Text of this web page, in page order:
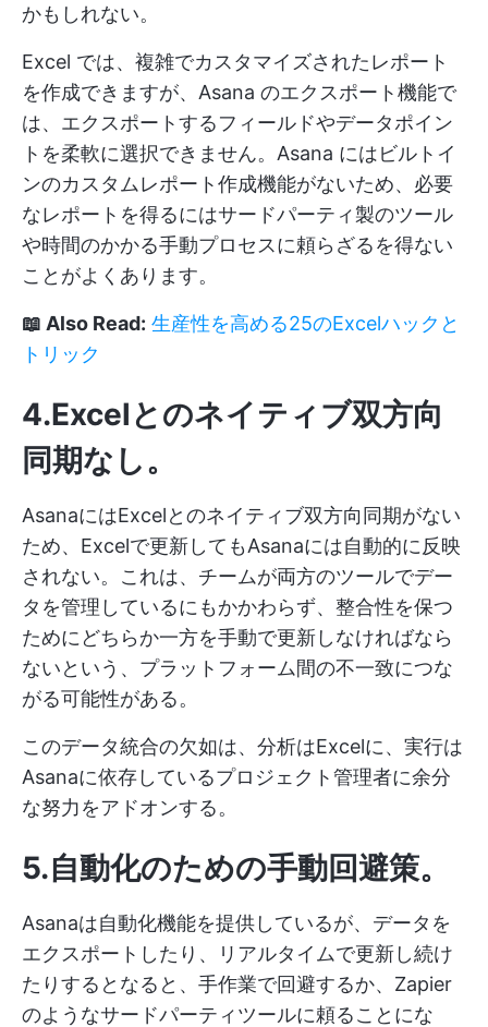
かもしれない。
Excel では、複雑でカスタマイズされたレポート
を作成できますが、Asana のエクスポート機能で
は、エクスポートするフィールドやデータポイン
トを柔軟に選択できません。Asana にはビルトイ
ンのカスタムレポート作成機能がないため、必要
なレポートを得るにはサードパーティ製のツール
や時間のかかる手動プロセスに頼らざるを得ない
ことがよくあります。
📖 Also Read: 生産性を高める25のExcelハックと
トリック
4.Excelとのネイティブ双方向
同期なし 。
AsanaにはExcelとのネイティブ双方向同期がない
ため、Excelで更新してもAsanaには自動的に反映
されない。これは、チームが両方のツールでデー
タを管理しているにもかかわらず、整合性を保つ
ためにどちらか一方を手動で更新しなければなら
ないという、プラットフォーム間の不一致につな
がる可能性がある。
このデータ統合の欠如は、分析はExcelに、実行は
Asanaに依存しているプロジェクト管理者に余分
な努力をアドオンする。
5.自動化のための手動回避策。
Asanaは自動化機能を提供しているが、データを
エクスポートしたり、リアルタイムで更新し続け
たりするとなると、手作業で回避するか、Zapier
のようなサードパーティツールに頼ることにな